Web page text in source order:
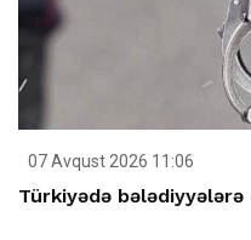
07 Avqust 2026 11:06
Türkiyədə